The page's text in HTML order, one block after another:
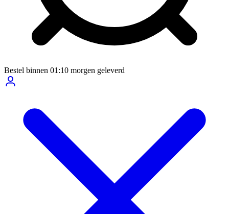
Bestel binnen 01:10 morgen geleverd